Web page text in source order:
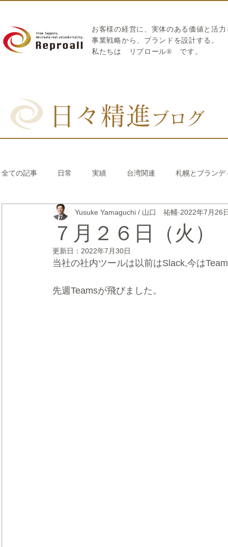
お客様の経営に、実体のある価値と活
​事業戦略から、ブランドを設計する。
私たちは
リプロール® です。
日々精進 ブログ
全ての記事 日常 実績 台湾関連 札幌とブランデ
リブランディング® さとうきび繊維のストロー 中国
CRMブランディング® デジタルマーケティングブランデ
７月２６日（火
Yusuke Yamaguchi / 山口 祐輔 2022年7月26
更新日： 2022年7月30日
当社の社内ツールは以前はSlack,今は
先週Teamsが飛びました。